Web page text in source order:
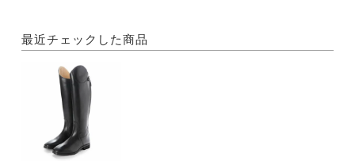
最近チェックした商品